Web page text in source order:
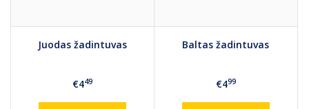
Juodas žadintuvas
€449
Baltas žadintuvas
€499